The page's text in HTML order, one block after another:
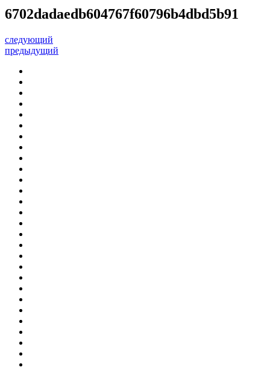
6702dadaedb604767f60796b4dbd5b91
следующий
предыдущий